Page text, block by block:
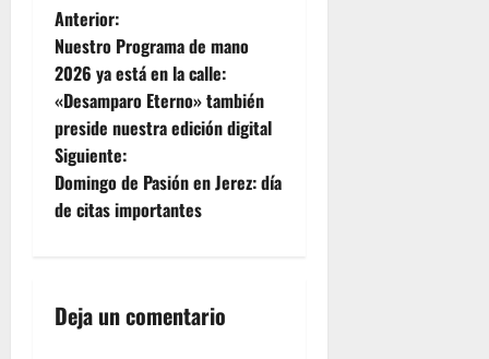
que
cuenta con
diferentes
artistas
que
estarán
acompañando
al
pregonero.
Artistas
Rosario la
N
a
v
e
g
c
Anterior:
Nuestro Programa de mano
2026 ya está en la calle:
«Desamparo Eterno» también
preside nuestra edición digital
Siguiente:
Domingo de Pasión en Jerez: día
de citas importantes
Deja un comentario